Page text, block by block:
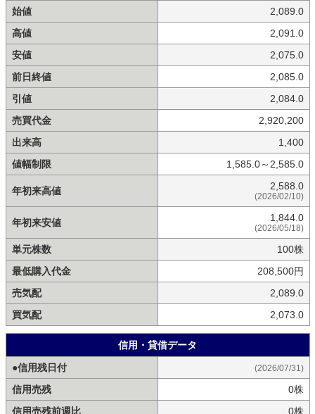
始値
2,089.0
高値
2,091.0
安値
2,075.0
前日終値
2,085.0
引値
2,084.0
売買代金
2,920,200
出来高
1,400
値幅制限
1,585.0～2,585.0
年初来高値 2,588.0
(2026/02/10)
年初来安値 1,844.0
(2026/05/18)
単元株数
100株
最低購入代金
208,500円
売気配
2,089.0
買気配
2,073.0
信用・貸借データ
●信用残日付
(2026/07/31)
信用売残
0株
信用売残前週比
0株